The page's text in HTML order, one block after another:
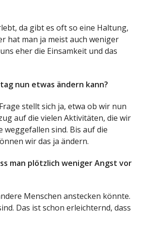
da gibt es oft so eine Haltung,
hat man ja meist auch weniger
eher die Einsamkeit und das
nun etwas ändern kann?
stellt sich ja, etwa ob wir nun
auf die vielen Aktivitäten, die wir
sind. Bis auf die
wir das ja ändern.
man plötzlich weniger Angst vor
Menschen anstecken könnte.
Das ist schon erleichternd, dass